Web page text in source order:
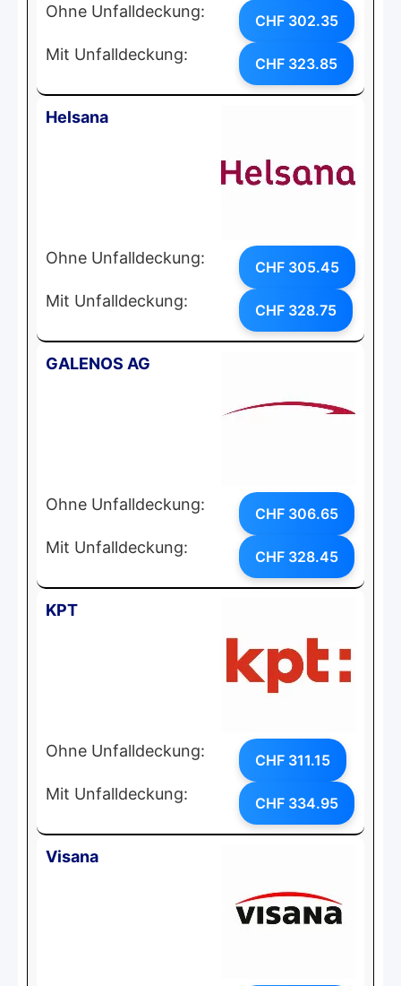
Ohne Unfalldeckung: CHF 302.35
Mit Unfalldeckung: CHF 323.85
Helsana
Ohne Unfalldeckung: CHF 305.45
Mit Unfalldeckung: CHF 328.75
GALENOS AG
Ohne Unfalldeckung: CHF 306.65
Mit Unfalldeckung: CHF 328.45
KPT
Ohne Unfalldeckung: CHF 311.15
Mit Unfalldeckung: CHF 334.95
Visana